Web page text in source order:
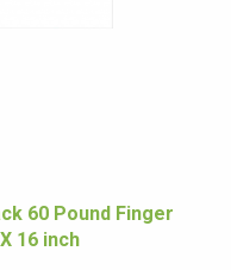
60 Pound Finger
16 inch